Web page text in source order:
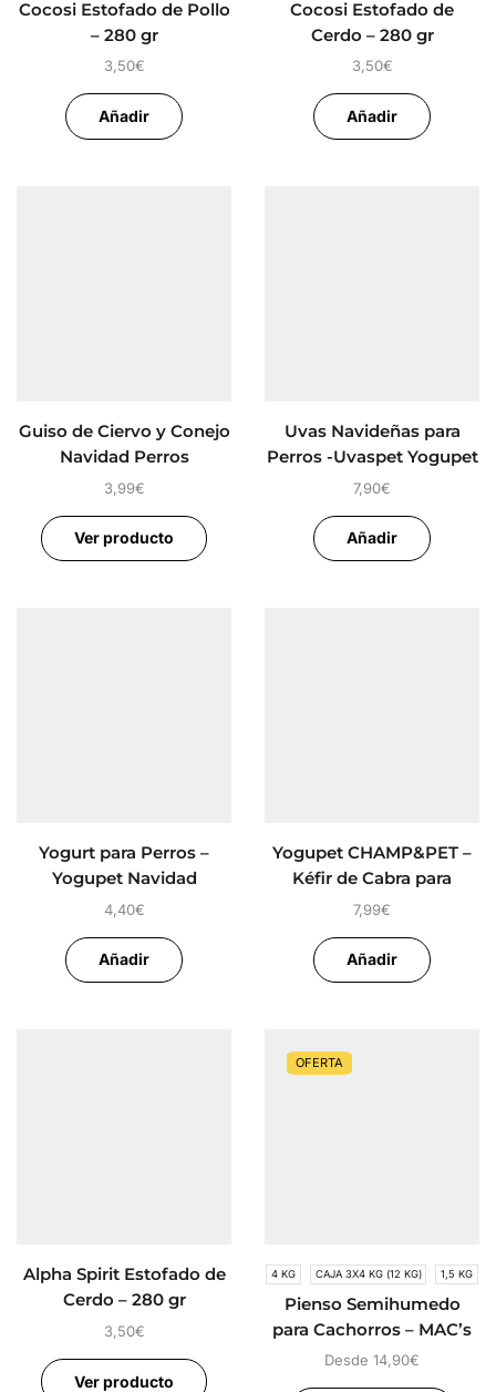
Cocosi Estofado de Pollo
– 280 gr
3,50€
Añadir
Cocosi Estofado de
Cerdo – 280 gr
3,50€
Añadir
Guiso de Ciervo y Conejo
Navidad Perros
3,99€
Ver producto
Uvas Navideñas para
Perros -Uvaspet Yogupet
7,90€
Añadir
Yogurt para Perros –
Yogupet Navidad
4,40€
Añadir
Yogupet CHAMP&PET –
Kéfir de Cabra para
Perros
7,99€
Añadir
Alpha Spirit Estofado de
Cerdo – 280 gr
3,50€
Ver producto
OFERTA
4 KG CAJA 3X4 KG (12 KG) 1,5 KG
Pienso Semihumedo
para Cachorros – MAC’s
Soft Pollo
Desde 14,90€